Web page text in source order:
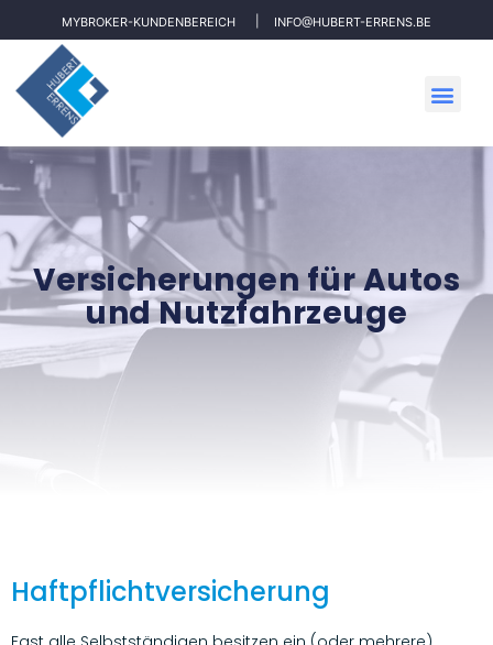
MYBROKER-KUNDENBEREICH INFO@HUBERT-ERRENS.BE
Versicherungen für Autos
und Nutzfahrzeuge
Haftpflichtversicherung